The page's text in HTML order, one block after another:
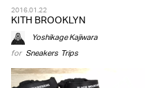
2016.01.22
KITH BROOKLYN
Yoshikage Kajiwara
for Sneakers, Trips